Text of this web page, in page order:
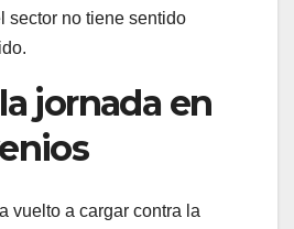
sector no tiene sentido
jornada en
vuelto a cargar contra la